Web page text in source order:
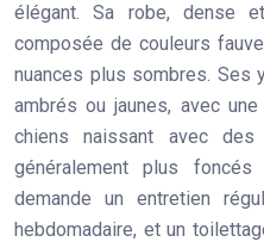
élégant. Sa robe, dense
composée de couleurs
nuances plus sombres. Ses
ambrés ou jaunes, avec
chiens naissant avec
généralement plus
demande un entretien
hebdomadaire, et un